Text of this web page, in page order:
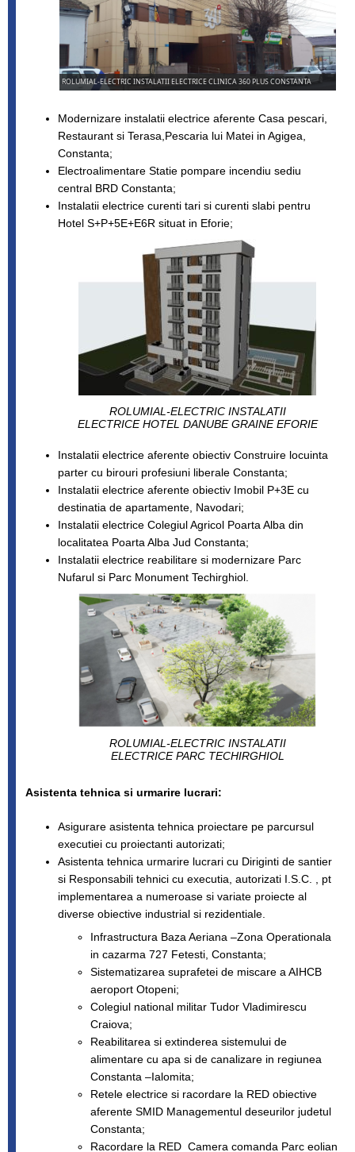
ROLUMIAL-ELECTRIC INSTALATII ELECTRICE CLINICA 360 PLUS CONSTANTA
Modernizare instalatii electrice aferente Casa pescari,
Restaurant si Terasa,Pescaria lui Matei in Agigea,
Constanta;
Electroalimentare Statie pompare incendiu sediu
central BRD Constanta;
Instalatii electrice curenti tari si curenti slabi pentru
Hotel S+P+5E+E6R situat in Eforie;
ROLUMIAL-ELECTRIC INSTALATII
ELECTRICE HOTEL DANUBE GRAINE EFORIE
Instalatii electrice aferente obiectiv Construire locuinta
parter cu birouri profesiuni liberale Constanta;
Instalatii electrice aferente obiectiv Imobil P+3E cu
destinatia de apartamente, Navodari;
Instalatii electrice Colegiul Agricol Poarta Alba din
localitatea Poarta Alba Jud Constanta;
Instalatii electrice reabilitare si modernizare Parc
Nufarul si Parc Monument Techirghiol.
ROLUMIAL-ELECTRIC INSTALATII
ELECTRICE PARC TECHIRGHIOL
Asistenta tehnica si urmarire lucrari:
Asigurare asistenta tehnica proiectare pe parcursul
executiei cu proiectanti autorizati;
Asistenta tehnica urmarire lucrari cu Diriginti de santier
si Responsabili tehnici cu executia, autorizati I.S.C. , pt
implementarea a numeroase si variate proiecte al
diverse obiective industrial si rezidentiale.
Infrastructura Baza Aeriana –Zona Operationala
in cazarma 727 Fetesti, Constanta;
Sistematizarea suprafetei de miscare a AIHCB
aeroport Otopeni;
Colegiul national militar Tudor Vladimirescu
Craiova;
Reabilitarea si extinderea sistemului de
alimentare cu apa si de canalizare in regiunea
Constanta –Ialomita;
Retele electrice si racordare la RED obiective
aferente SMID Managementul deseurilor judetul
Constanta;
Racordare la RED Camera comanda Parc eolian